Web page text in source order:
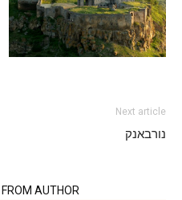
Next article
נורבאנק
AUTHOR